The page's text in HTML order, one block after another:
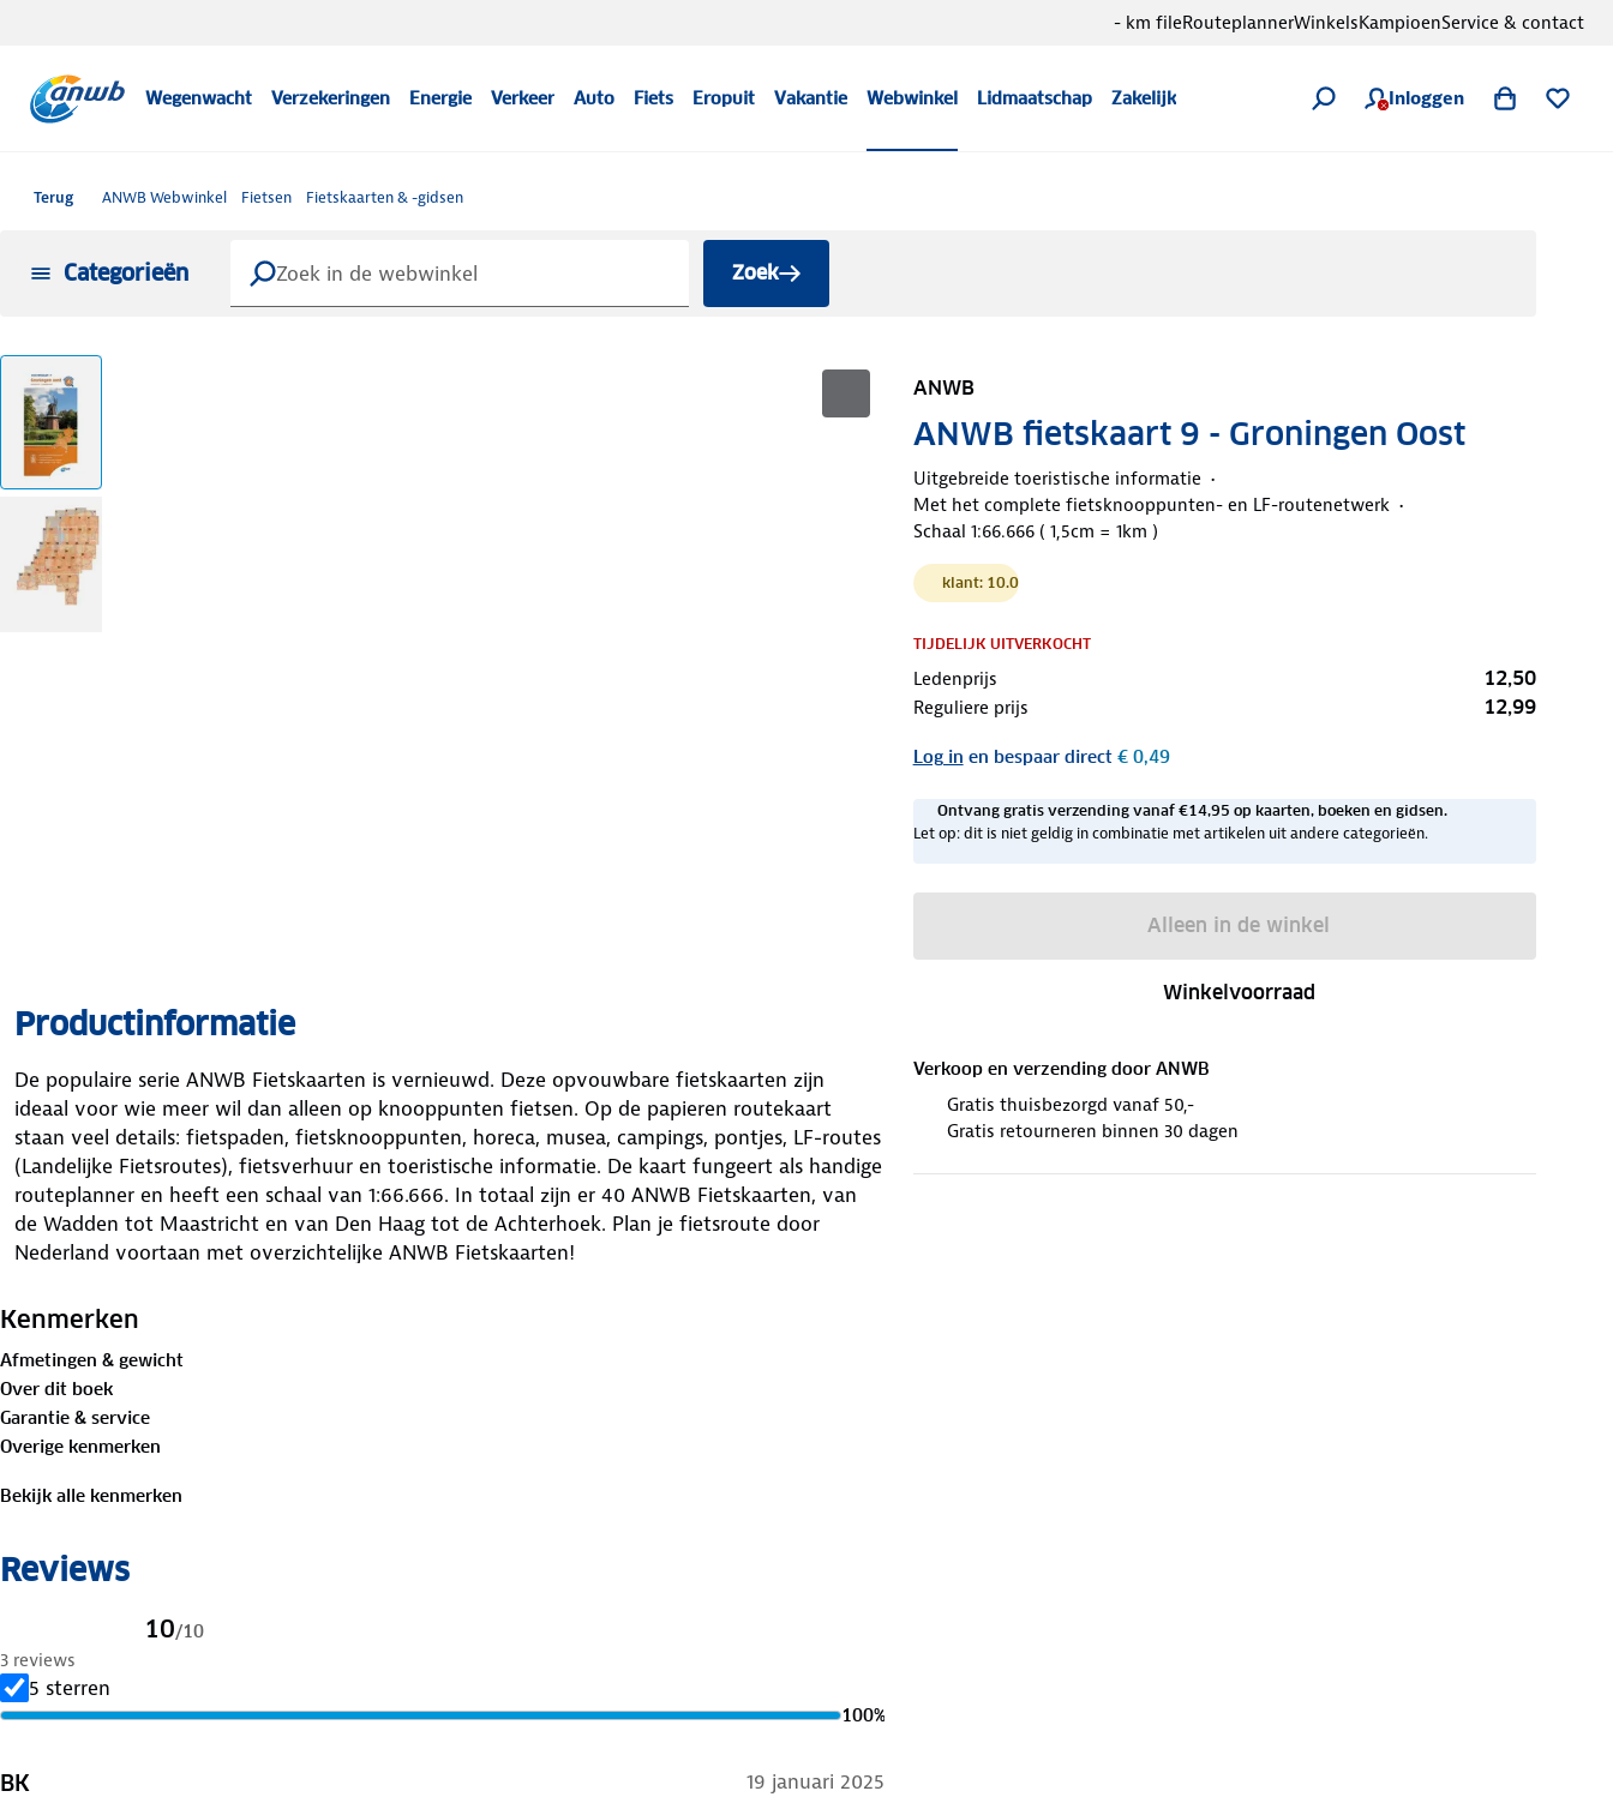
Wegenwacht Verzekeringen Energie Verkeer Auto Fiets Eropuit Vakantie Webwinkel Lidmaatschap Zakelijk Inloggen
- km fileRouteplannerWinkelsKampioenService & contact
Terug ANWB Webwinkel Fietsen Fietskaarten & -gidsen
Categorieën Zoek
ANWB
ANWB fietskaart 9 - Groningen Oost
Uitgebreide toeristische informatie
Met het complete fietsknooppunten- en LF-routenetwerk
Schaal 1:66.666 ( 1,5cm = 1km )
klant: 10.0
TIJDELIJK UITVERKOCHT
Ledenprijs 12,50
Reguliere prijs 12,99
Log in en bespaar direct€ 0,49
Ontvang gratis verzending vanaf €14,95 op kaarten, boeken en gidsen.
Let op: dit is niet geldig in combinatie met artikelen uit andere categorieën.
Alleen in de winkel
Winkelvoorraad
Verkoop en verzending door ANWB
Gratis thuisbezorgd vanaf 50,-
Gratis retourneren binnen 30 dagen
Productinformatie
De populaire serie ANWB Fietskaarten is vernieuwd. Deze opvouwbare fietskaarten zijn
ideaal voor wie meer wil dan alleen op knooppunten fietsen. Op de papieren routekaart
staan veel details: fietspaden, fietsknooppunten, horeca, musea, campings, pontjes, LF-routes
(Landelijke Fietsroutes), fietsverhuur en toeristische informatie. De kaart fungeert als handige
routeplanner en heeft een schaal van 1:66.666. In totaal zijn er 40 ANWB Fietskaarten, van
de Wadden tot Maastricht en van Den Haag tot de Achterhoek. Plan je fietsroute door
Nederland voortaan met overzichtelijke ANWB Fietskaarten!
Kenmerken
Afmetingen & gewicht
Over dit boek
Garantie & service
Overige kenmerken
Bekijk alle kenmerken
Reviews
10/10
3 reviews
5 sterren
100%
BK 19 januari 2025